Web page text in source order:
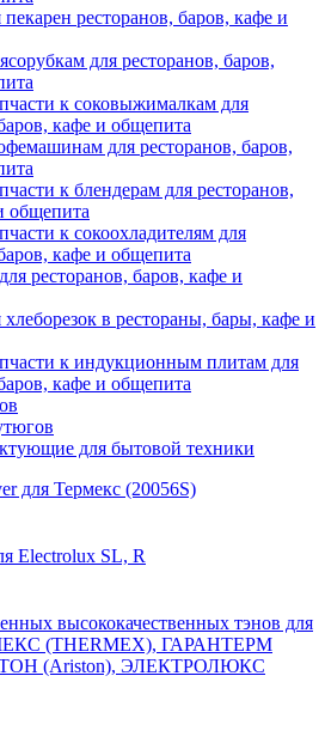
пекарен ресторанов, баров, кафе и
для ресторанов, баров,
к соковыжималкам для
кафе и общепита
для ресторанов, баров,
к блендерам для ресторанов,
общепита
к сокоохладителям для
кафе и общепита
ресторанов, баров, кафе и
хлеборезок в рестораны, бары, кафе и
к индукционным плитам для
кафе и общепита
для бытовой техники
для Термекс (20056S)
Electrolux SL, R
высококачественных тэнов для
(THERMEX), ГАРАНТЕРМ
(Ariston), ЭЛЕКТРОЛЮКС